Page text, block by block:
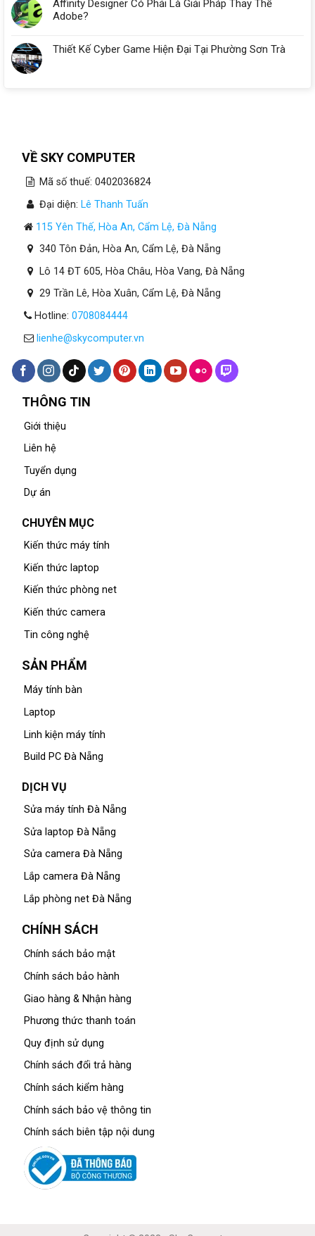
Affinity Designer Có Phải Là Giải Pháp Thay Thế
Adobe?
Thiết Kế Cyber Game Hiện Đại Tại Phường Sơn Trà
VỀ SKY COMPUTER
Mã số thuế: 0402036824
Đại diện: Lê Thanh Tuấn
115 Yên Thế, Hòa An, Cẩm Lệ, Đà Nẵng
340 Tôn Đản, Hòa An, Cẩm Lệ, Đà Nẵng
Lô 14 ĐT 605, Hòa Châu, Hòa Vang, Đà Nẵng
29 Trần Lê, Hòa Xuân, Cẩm Lệ, Đà Nẵng
Hotline: 0708084444
lienhe@skycomputer.vn
THÔNG TIN
Giới thiệu
Liên hệ
Tuyển dụng
Dự án
CHUYÊN MỤC
Kiến thức máy tính
Kiến thức laptop
Kiến thức phòng net
Kiến thức camera
Tin công nghệ
SẢN PHẨM
Máy tính bàn
Laptop
Linh kiện máy tính
Build PC Đà Nẵng
DỊCH VỤ
Sửa máy tính Đà Nẵng
Sửa laptop Đà Nẵng
Sửa camera Đà Nẵng
Lắp camera Đà Nẵng
Lắp phòng net Đà Nẵng
CHÍNH SÁCH
Chính sách bảo mật
Chính sách bảo hành
Giao hàng & Nhận hàng
Phương thức thanh toán
Quy định sử dụng
Chính sách đổi trả hàng
Chính sách kiểm hàng
Chính sách bảo vệ thông tin
Chính sách biên tập nội dung